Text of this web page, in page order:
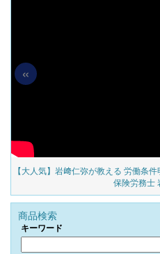
【大人気】岩﨑仁弥が教える 労働条
保険労務士
«
商品検索
キーワード